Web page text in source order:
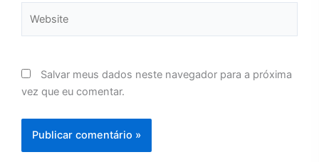
Salvar meus dados neste navegador para a próxima
vez que eu comentar.